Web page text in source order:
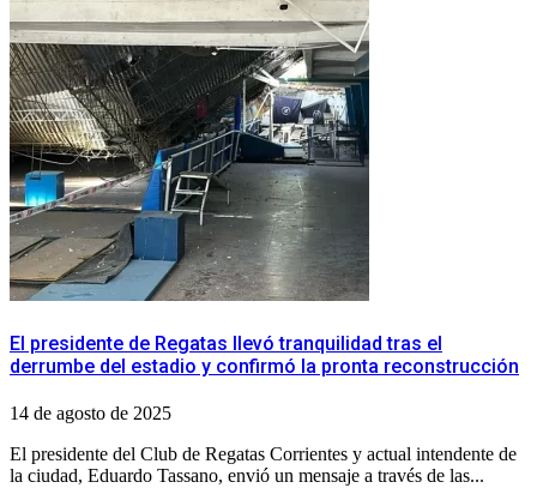
El presidente de Regatas llevó tranquilidad tras el
derrumbe del estadio y confirmó la pronta reconstrucción
14 de agosto de 2025
El presidente del Club de Regatas Corrientes y actual intendente de
la ciudad, Eduardo Tassano, envió un mensaje a través de las...